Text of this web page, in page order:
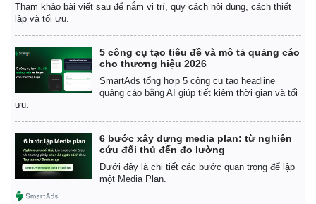
Khởi nghiệp
Tiêu dùng
Giá cà phê
Tham khảo bài viết sau để nắm vị trí, quy cách nội dung, cách thiết
lập và tối ưu.
5 công cụ tạo tiêu đề và mô tả quảng cáo
cho thương hiệu 2026
SmartAds tổng hợp 5 công cụ tạo headline
quảng cáo bằng AI giúp tiết kiệm thời gian và tối
ưu.
6 bước xây dựng media plan: từ nghiên
cứu đối thủ đến đo lường
Dưới đây là chi tiết các bước quan trọng để lập
một Media Plan.